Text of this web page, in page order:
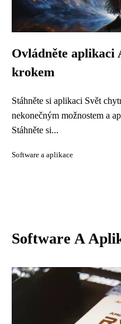
Ovládněte
krokem
Stáhněte si aplikaci Svět
nekonečným možnostem a
Stáhněte si...
Software a aplikace
Software A